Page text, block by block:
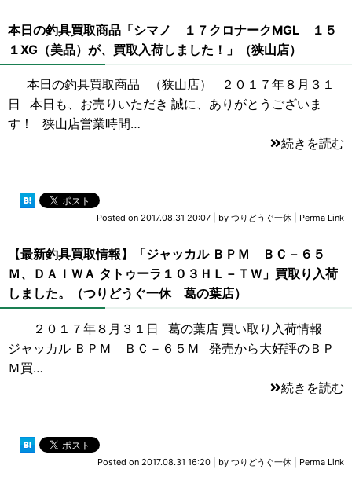
本日の釣具買取商品「シマノ １７クロナークMGL １５
１XG（美品）が、買取入荷しました！」（狭山店）
本日の釣具買取商品 （狭山店） ２０１７年８月３１
日 本日も、お売りいただき 誠に、ありがとうございま
す！ 狭山店営業時間…
続きを読む
Posted on 2017.08.31 20:07 by つりどうぐ一休 Perma Link
【最新釣具買取情報】「ジャッカル ＢＰＭ ＢＣ－６５
Ｍ、ＤＡＩＷＡ タトゥーラ１０３ＨＬ－ＴＷ」買取り入荷
しました。（つりどうぐ一休 葛の葉店）
２０１７年８月３１日 葛の葉店 買い取り入荷情報
ジャッカル ＢＰＭ ＢＣ－６５Ｍ 発売から大好評のＢＰ
Ｍ買…
続きを読む
Posted on 2017.08.31 16:20 by つりどうぐ一休 Perma Link